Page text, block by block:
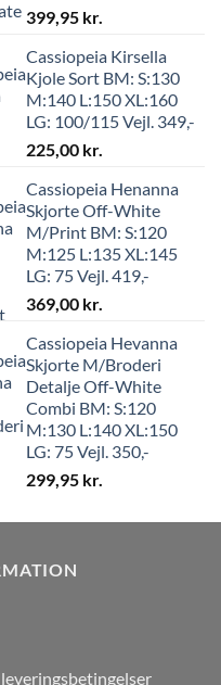
399,95 kr.
Cassiopeia Kirsella
Kjole Sort BM: S:130
M:140 L:150 XL:160
LG: 100/115 Vejl. 349,-
225,00 kr.
Cassiopeia Henanna
Skjorte Off-White
M/Print BM: S:120
M:125 L:135 XL:145
LG: 75 Vejl. 419,-
369,00 kr.
Cassiopeia Hevanna
Skjorte M/Broderi
Detalje Off-White
Combi BM: S:120
M:130 L:140 XL:150
LG: 75 Vejl. 350,-
299,95 kr.
leveringsbetingelser